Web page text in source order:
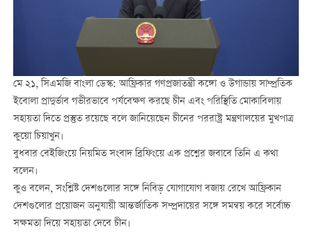
মে ২১, সিএমজি বাংলা ডেস্ক: আফ্রিকার গণপ্রজাতন্ত্রী কঙ্গো ও উগান্ডায় সাম্প্রতিক
ইবোলা প্রাদুর্ভাব গভীরভাবে পর্যবেক্ষণ করছে চীন এবং পরিস্থিতি মোকাবিলায়
সহায়তা দিতে প্রস্তুত রয়েছে বলে জানিয়েছেন চীনের পররাষ্ট্র মন্ত্রণালয়ের মুখপাত্র
কুয়ো চিয়াখুন।
বুধবার বেইজিংয়ে নিয়মিত সংবাদ ব্রিফিংয়ে এক প্রশ্নের জবাবে তিনি এ কথা
বলেন।
কুও বলেন, সংশ্লিষ্ট দেশগুলোর সঙ্গে নিবিড় যোগাযোগ বজায় রেখে আফ্রিকান
দেশগুলোর প্রয়োজন অনুযায়ী আন্তর্জাতিক সম্প্রদায়ের সঙ্গে সমন্বয় করে সর্বোচ্চ
সক্ষমতা দিয়ে সহায়তা দেবে চীন।